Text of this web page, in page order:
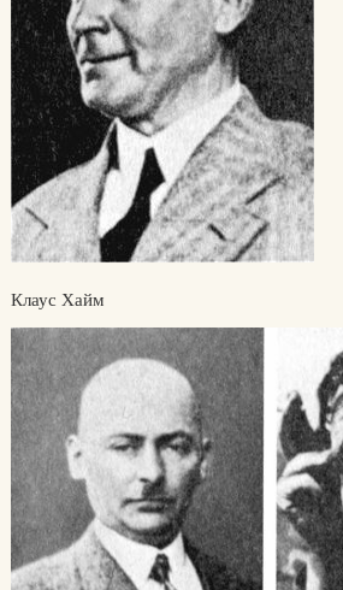
Клаус Хайм